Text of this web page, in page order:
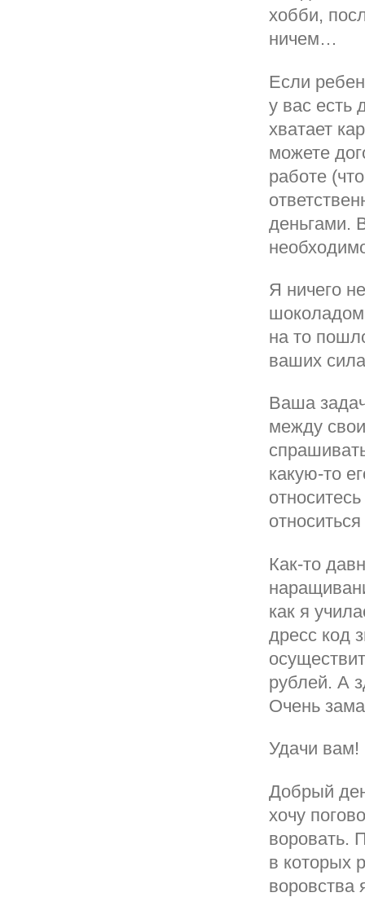
хобби,
ничем…
Если
у вас есть
хватает
можете
работе
деньгами.
Я ничего
на то
ваших
Ваша
между
какую-то
Как-то
как я
дресс код
рублей. А
Очень
Удачи вам!
Добрый
хочу
воровать.
в которых
воровства